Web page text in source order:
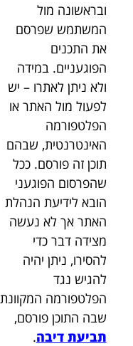
ובראשונה מול
המשתמש שפרסם
את התכנים
הפוגעניים. במידה
ולא ניתן לאתרו – יש
לפעול מול האתר או
הפלטפורמה
האינטרנטית, שבהם
תוכן זה פורסם. ככל
שהפרסום הפוגעני
הובא לידיעת הנהלת
האתר אך לא נעשה
מצידה דבר כדי
להסירו, ניתן יהיה
להגיש נגד
הפלטפורמה המקוונת
שבה התוכן פורסם,
תביעת דיבה.